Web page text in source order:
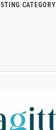
CATEGORY